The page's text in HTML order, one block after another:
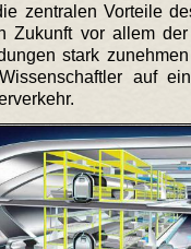
zentralen Vorteile
Zukunft vor allem
stark
auf